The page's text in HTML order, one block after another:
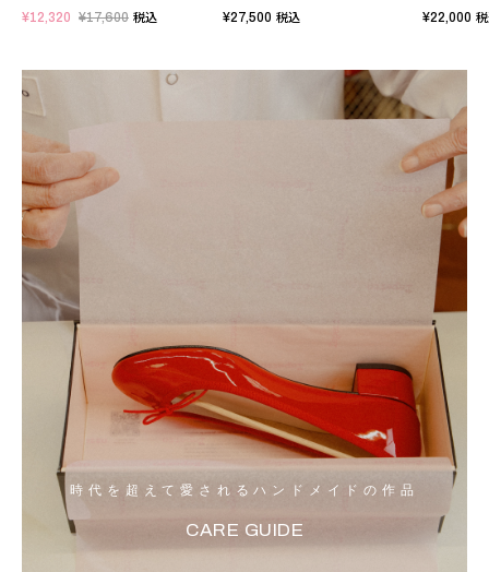
¥12,320 ¥17,600 税込 ¥27,500 税込 ¥22,000
時代を超えて愛されるハンドメイドの作品
CARE GUIDE